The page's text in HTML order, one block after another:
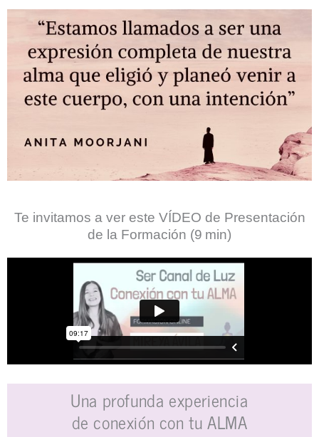
Te invitamos a ver este VÍDEO de Presentación
de la Formación (9 min)
Una profunda experiencia
de conexión con tu ALMA